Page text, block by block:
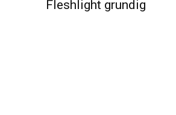
Fleshlight grundig